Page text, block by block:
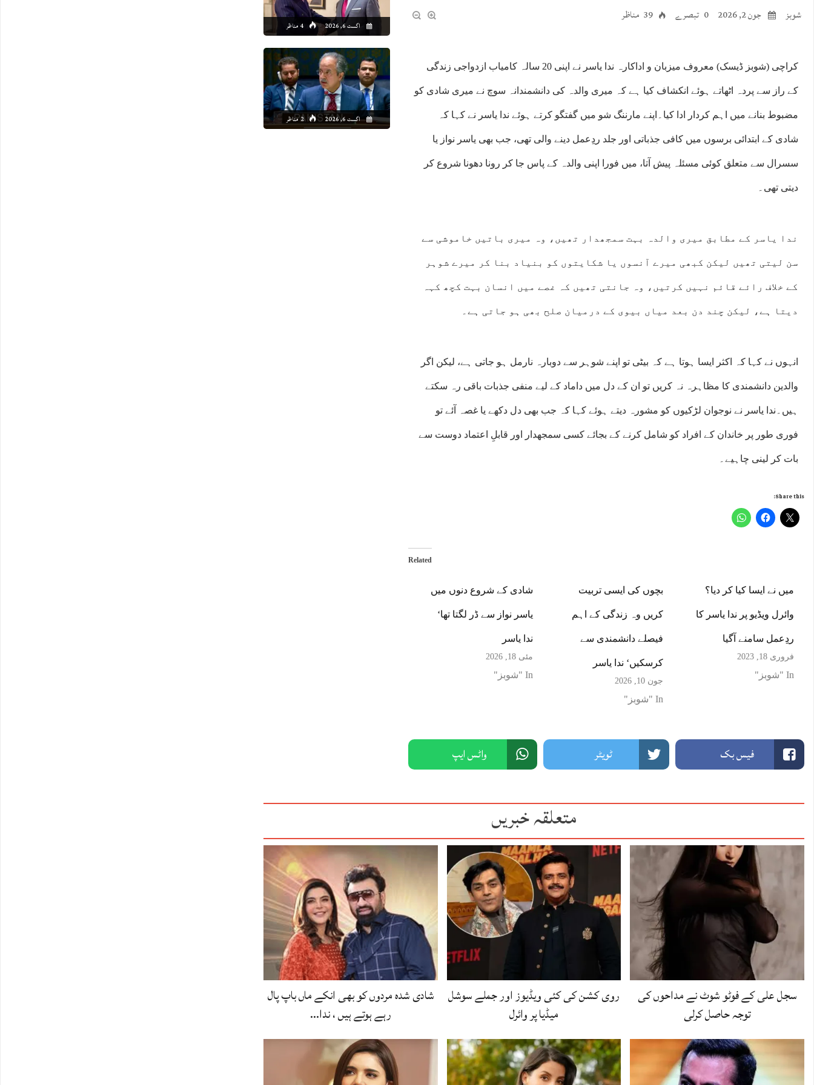
اگست 6, 2026 4 مناظر
اگست 6, 2026 2 مناظر
شوبز جون 2, 2026 0 تبصرے 39 مناظر
کراچی (شوبز ڈیسک) معروف میزبان و اداکارہ ندا یاسر نے اپنی 20 سالہ کامیاب ازدواجی زندگی
کے راز سے پردہ اٹھاتے ہوئے انکشاف کیا ہے کہ میری والدہ کی دانشمندانہ سوچ نے میری شادی کو
مضبوط بنانے میں اہم کردار ادا کیا۔اپنے مارننگ شو میں گفتگو کرتے ہوئے ندا یاسر نے کہا کہ
شادی کے ابتدائی برسوں میں کافی جذباتی اور جلد ردِعمل دینے والی تھی، جب بھی یاسر نواز یا
سسرال سے متعلق کوئی مسئلہ پیش آتا، میں فورا اپنی والدہ کے پاس جا کر رونا دھونا شروع کر
دیتی تھی۔
ندا یاسر کے مطابق میری والدہ بہت سمجھدار تھیں، وہ میری باتیں خاموشی سے
سن لیتی تھیں لیکن کبھی میرے آنسوں یا شکایتوں کو بنیاد بنا کر میرے شوہر
کے خلاف رائے قائم نہیں کرتیں، وہ جانتی تھیں کہ غصے میں انسان بہت کچھ کہہ
دیتا ہے، لیکن چند دن بعد میاں بیوی کے درمیان صلح بھی ہو جاتی ہے۔
انہوں نے کہا کہ اکثر ایسا ہوتا ہے کہ بیٹی تو اپنے شوہر سے دوبارہ نارمل ہو جاتی ہے، لیکن اگر
والدین دانشمندی کا مظاہرہ نہ کریں تو ان کے دل میں داماد کے لیے منفی جذبات باقی رہ سکتے
ہیں۔ندا یاسر نے نوجوان لڑکیوں کو مشورہ دیتے ہوئے کہا کہ جب بھی دل دکھے یا غصہ آئے تو
فوری طور پر خاندان کے افراد کو شامل کرنے کے بجائے کسی سمجھدار اور قابلِ اعتماد دوست سے
بات کر لینی چاہیے۔
Share this:
Related
شادی کے شروع دنوں میں
یاسر نواز سے ڈر لگتا تھا‘
ندا یاسر
مئی 18, 2026
In "شوبز"
بچوں کی ایسی تربیت
کریں وہ زندگی کے اہم
فیصلے دانشمندی سے
کرسکیں‘ ندا یاسر
جون 10, 2026
In "شوبز"
میں نے ایسا کیا کر دیا؟
وائرل ویڈیو پر ندا یاسر کا
ردِعمل سامنے آگیا
فروری 18, 2023
In "شوبز"
فیس بک ٹویٹر واٹس ایپ
متعلقہ خبریں
سجل علی کے فوٹو شوٹ نے مداحوں کی
توجہ حاصل کرلی
روی کشن کی کئی ویڈیوز اور جملے سوشل
میڈیا پر وائرل
شادی شدہ مردوں کو بھی انکے ماں باپ پال
رہے ہوتے ہیں ، ندا…